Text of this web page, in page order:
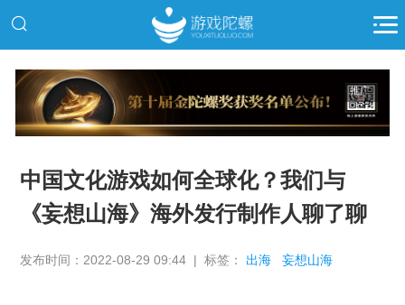
推广
中国文化游戏如何全球化？我们与
《妄想山海》海外发行制作人聊了聊
发布时间：2022-08-29 09:44 | 标签：出海 妄想山海